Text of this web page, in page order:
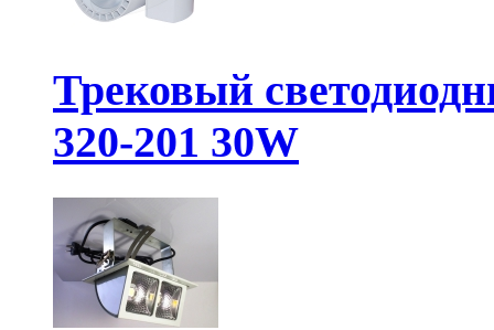
Трековый
320-201 30W